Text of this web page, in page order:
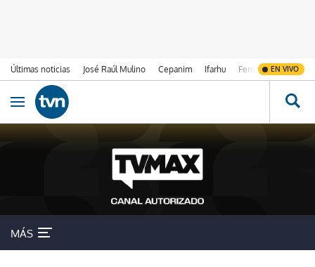
Últimas noticias José Raúl Mulino Cepanim Ifarhu Fenómeno de El
EN VIVO
Ir al contenido
Obrir navegació
MÁS